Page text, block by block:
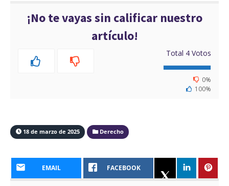
¡No te vayas sin calificar nuestro
artículo!
Total 4 Votos
0%
100%
18 de marzo de 2025 Derecho
EMAIL FACEBOOK